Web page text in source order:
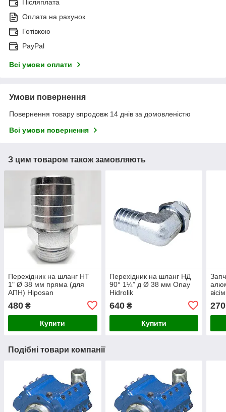
Післяплата
Оплата на рахунок
Готівкою
PayPal
Всі умови оплати
Умови повернення
Повернення товару впродовж 14 днів за домовленістю
Всі умови повернення
З цим товаром також замовляють
Перехідник на шланг НТ
1" Ø 38 мм пряма (для
АПН) Hiposan
480 ₴
Купити
Перехідник на шланг НД
90° 1¼” д Ø 38 мм Onay
Hidrolik
640₴
Купити
270
Подібні товари компанії